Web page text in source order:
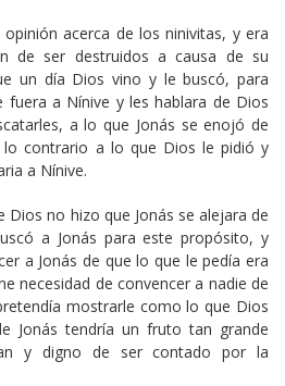
acerca de los ninivitas, y era
de ser destruidos a causa de su
un día Dios vino y le buscó, para
fuera a Nínive y les hablara de Dios
a lo que Jonás se enojó de
contrario a lo que Dios le pidió y
a Nínive.
Dios no hizo que Jonás se alejara de
a Jonás para este propósito, y
a Jonás de que lo que le pedía era
necesidad de convencer a nadie de
mostrarle como lo que Dios
Jonás tendría un fruto tan grande
y digno de ser contado por la